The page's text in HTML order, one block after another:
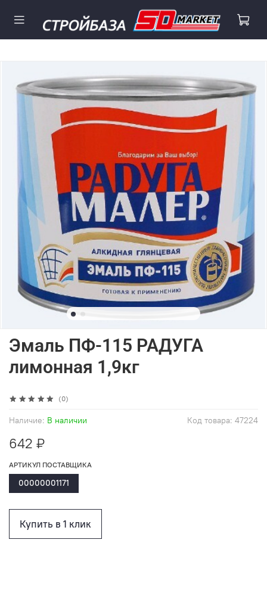
(0)
Код товара: 47224
Наличие: В наличии
Эмаль ПФ-115 РАДУГА
лимонная 1,9кг
642 ₽
Купить в 1 клик
АРТИКУЛ ПОСТАВЩИКА
00000001171